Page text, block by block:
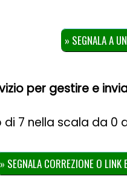
» SEGNALA A
per gestire e
di 7 nella scala da 0
» SEGNALA CORREZIONE O LINK